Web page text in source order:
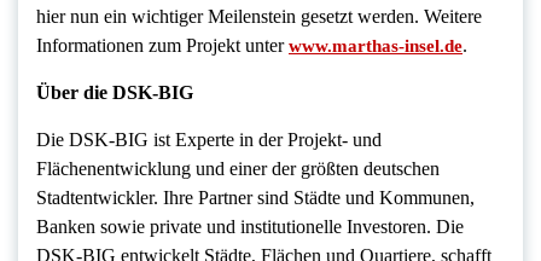
hier nun ein wichtiger Meilenstein gesetzt werden. Weitere
Informationen zum Projekt unterwww.marthas-insel.de.
Über die DSK-BIG
Die DSK-BIG ist Experte in der Projekt- und
Flächenentwicklung und einer der größten deutschen
Stadtentwickler. Ihre Partner sind Städte und Kommunen,
Banken sowie private und institutionelle Investoren. Die
DSK-BIG entwickelt Städte, Flächen und Quartiere, schafft